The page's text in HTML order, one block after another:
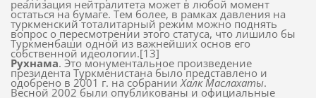
реализация нейтралитета может в любой момент
остаться на бумаге. Тем более, в рамках давления на
туркменский тоталитарный режим можно поднять
вопрос о пересмотрении этого статуса, что лишило бы
Туркменбаши одной из важнейших основ его
собственной идеологии.[13]
Рухнама. Это монументальное произведение
президента Туркменистана было представлено и
одобрено в 2001 г. на собранииХалк Маслахаты.
Весной 2002 были опубликованы и официальные